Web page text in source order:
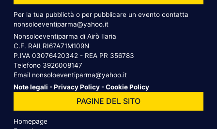
Per la tua pubblictà o per pubblicare un evento contatta
nonsoloeventiparma@yahoo.it
Nonsoloeventiparma di Airò Ilaria
C.F. RAILRI67A71M109N
P.IVA 03076420342 - REA PR 356783
Telefono 3926008147
Email nonsoloeventiparma@yahoo.it
Note legali -Privacy Policy -Cookie Policy
PAGINE DEL SITO
Homepage